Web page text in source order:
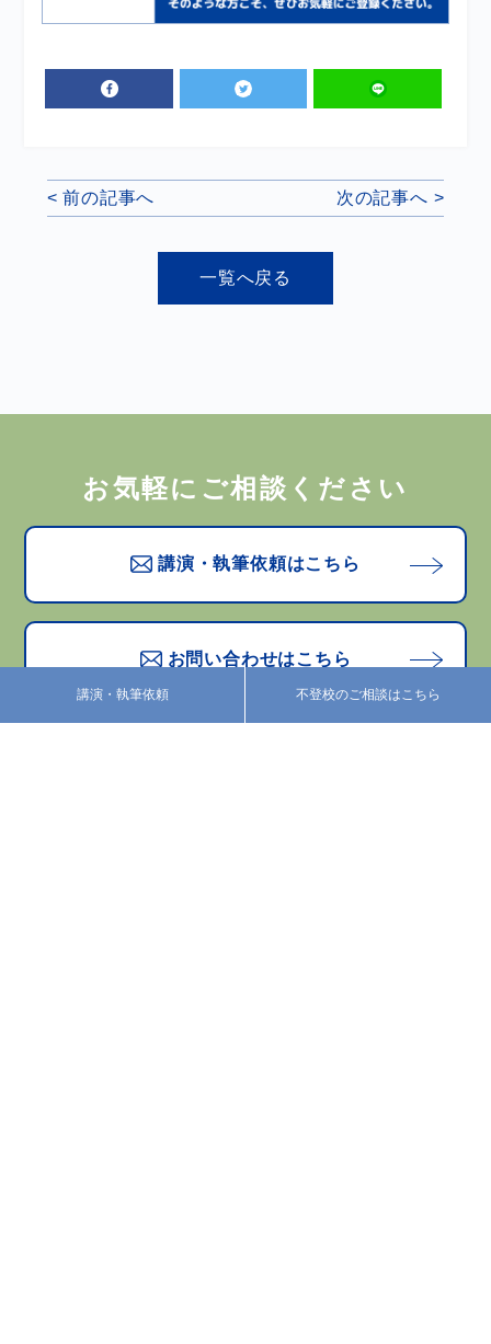
講演・執筆依頼 不登校のご相談はこちら
< 前の記事へ 次の記事へ >
一覧へ戻る
お気軽にご相談ください
講演・執筆依頼はこちら
お問い合わせはこちら